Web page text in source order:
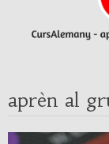
aprèn al